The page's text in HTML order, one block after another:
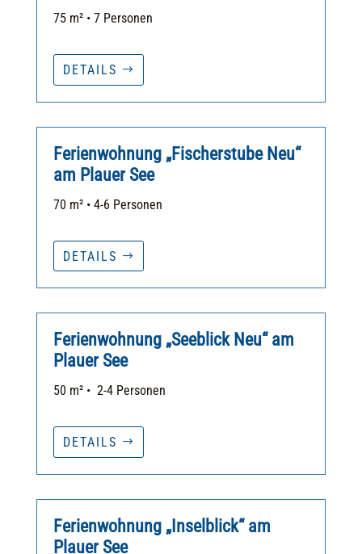
75 m² • 7 Personen
DETAILS
Ferienwohnung „Fischerstube Neu“
am Plauer See
70 m² • 4-6 Personen
DETAILS
Ferienwohnung „Seeblick Neu“ am
Plauer See
50 m² • 2-4 Personen
DETAILS
Ferienwohnung „Inselblick“ am
Plauer See